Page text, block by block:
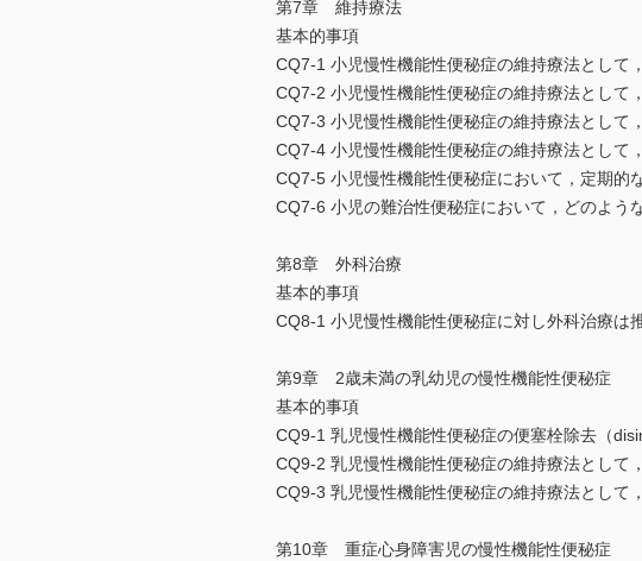
第7章 維持療法
基本的事項
CQ7-1 小児慢性機能性便秘症の維持療法として
CQ7-2 小児慢性機能性便秘症の維持療法として
CQ7-3 小児慢性機能性便秘症の維持療法として
CQ7-4 小児慢性機能性便秘症の維持療法として
CQ7-5 小児慢性機能性便秘症において，定期的
CQ7-6 小児の難治性便秘症において，どのよう
第8章 外科治療
基本的事項
CQ8-1 小児慢性機能性便秘症に対し外科治療は
第9章 2歳未満の乳幼児の慢性機能性便秘症
基本的事項
CQ9-1 乳児慢性機能性便秘症の便塞栓除去（
CQ9-2 乳児慢性機能性便秘症の維持療法として
CQ9-3 乳児慢性機能性便秘症の維持療法として
第10章 重症心身障害児の慢性機能性便秘症